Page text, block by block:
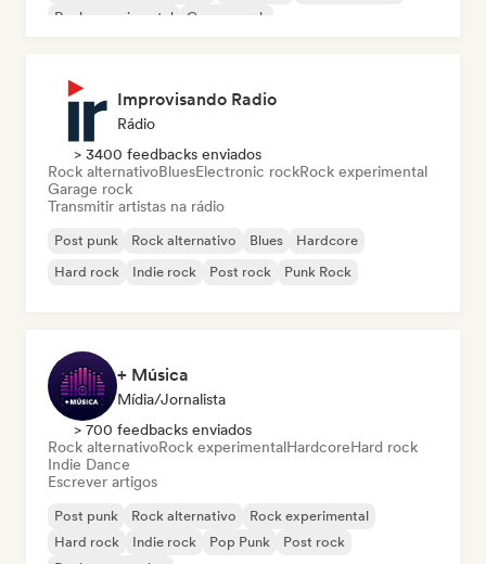
Rock experimental
Garage rock
Improvisando Radio
Rádio
> 3400 feedbacks enviados
Rock alternativoBluesElectronic rockRock experimental
Garage rock
Transmitir artistas na rádio
Post punk Rock alternativo Blues
Hardcore
Hard rock
Indie rock Post rock Punk Rock
+ Música
Mídia/Jornalista
> 700 feedbacks enviados
Rock alternativoRock experimentalHardcoreHard rock
Indie Dance
Escrever artigos
Post punk Rock alternativo
Rock experimental
Hard rock
Indie rock Pop Punk
Post rock